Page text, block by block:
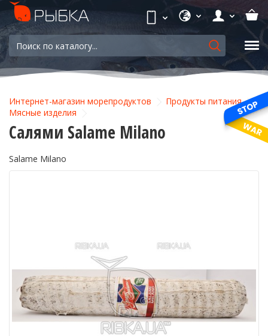
Интернет-магазин морепродуктов
Продукты питания
Мясные изделия
Салями Salame Milano
Salame Milano